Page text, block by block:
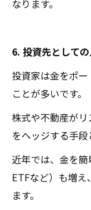
なります。
6. 投資先として
投資家は金をポ
ことが多いです。
株式や不動産が
をヘッジする手段
近年では、金を
ETFなど）も増え
ます。